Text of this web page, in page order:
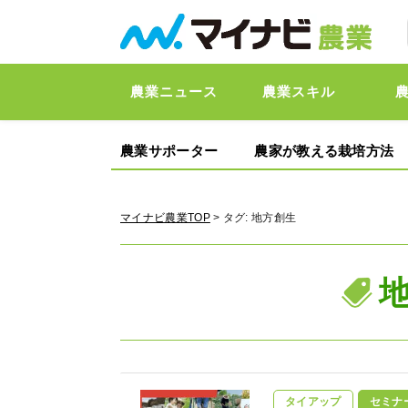
農業ニュース 農業スキル
農業サポーター 農家が教える栽培方法
マイナビ農業TOP> タグ:地方創生
タイアップ セミナ